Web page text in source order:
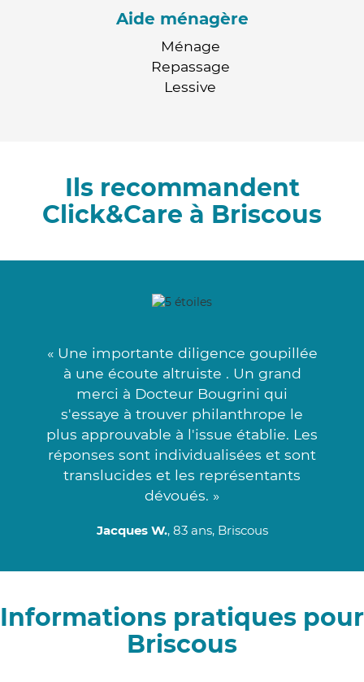
Aide ménagère
Ménage
Repassage
Lessive
Ils recommandent
Click&Care à Briscous
« Une importante diligence goupillée
à une écoute altruiste . Un grand
merci à Docteur Bougrini qui
s'essaye à trouver philanthrope le
plus approuvable à l'issue établie. Les
réponses sont individualisées et sont
translucides et les représentants
dévoués. »
Jacques W., 83 ans, Briscous
Informations pratiques pour
Briscous